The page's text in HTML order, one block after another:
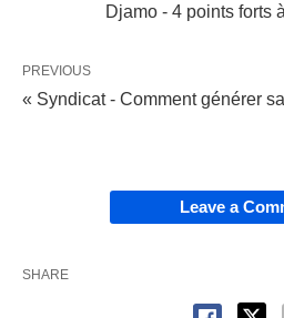
Djamo - 4 points forts
PREVIOUS
« Syndicat - Comment générer
Leave a
SHARE